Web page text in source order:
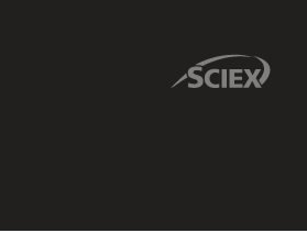
Sciex Link